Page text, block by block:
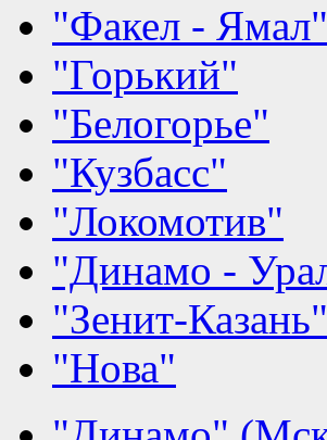
"Факел - Ямал"
"Горький"
"Белогорье"
"Кузбасс"
"Локомотив"
"Динамо -
"Зенит-Казань"
"Нова"